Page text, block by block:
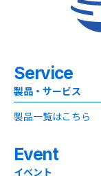
Service
製品・サービス
製品一覧はこちら
Event
イベント